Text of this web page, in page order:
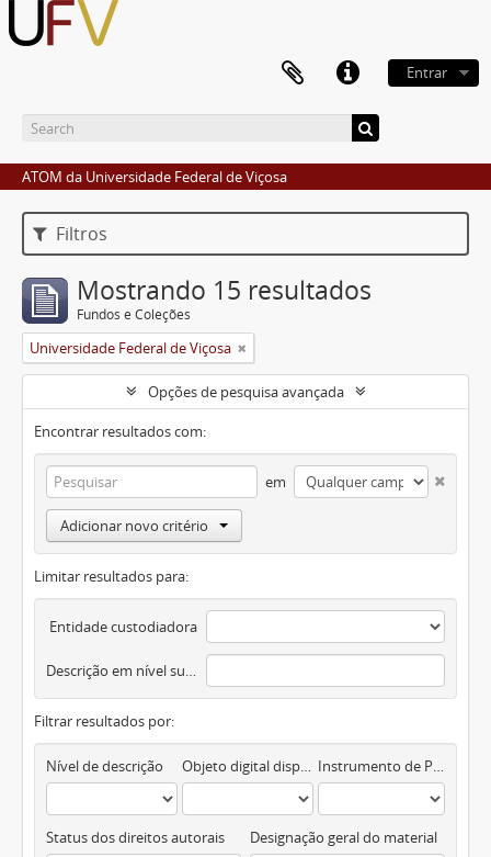
Entrar
ATOM da Universidade Federal de Viçosa
Filtros
Mostrando 15 resultados
Fundos e Coleções
Universidade Federal de Viçosa
Opções de pesquisa avançada
Encontrar resultados com:
em
Adicionar novo critério
Limitar resultados para:
Entidade custodiadora
Descrição em nível superior
Filtrar resultados por:
Nível de descrição Objeto digital disponível Instrumento de Pesquisa
Status dos direitos autorais Designação geral do material